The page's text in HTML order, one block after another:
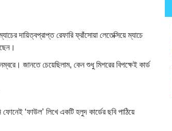
দায়িত্বপ্রাপ্ত রেফারি ফ্রাঁসোয়া লেতেক্সিয়ে ম্যাচে
জানতে চেয়েছিলাম, কেন শুধু মিশরের বিপক্ষেই কার্ড
‘ফাউল’ লিখে একটি হলুদ কার্ডের ছবি পাঠিয়ে